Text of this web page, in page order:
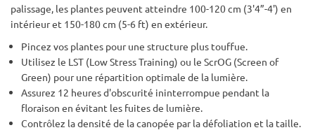
palissage, les plantes peuvent atteindre 100-120 cm (3'4”-4') en
intérieur et 150-180 cm (5-6 ft) en extérieur.
Pincez vos plantes pour une structure plus touffue.
Utilisez le LST (Low Stress Training) ou le ScrOG (Screen of
Green) pour une répartition optimale de la lumière.
Assurez 12 heures d'obscurité ininterrompue pendant la
floraison en évitant les fuites de lumière.
Contrôlez la densité de la canopée par la défoliation et la taille.